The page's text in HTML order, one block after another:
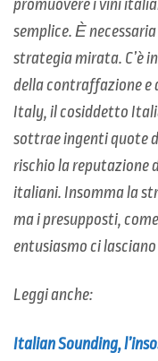
promuovere i vini
semplice. Ѐ
strategia mirata. C’è
della contraffazione e
Italy, il cosiddetto
sottrae ingenti quote
rischio la reputazione
italiani. Insomma la
ma i presupposti,
entusiasmo ci lasciano
Leggi anche:
Italian Sounding,